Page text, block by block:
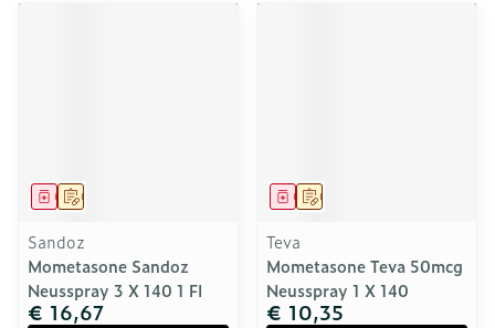
Op voorschrift
Geneesmiddel
Sandoz
Mometasone Sandoz
Neusspray 3 X 140 1 Fl
€ 16,67
Op voorschrift
Geneesmiddel
Teva
Mometasone Teva 50mcg
Neusspray 1 X 140
€ 10,35